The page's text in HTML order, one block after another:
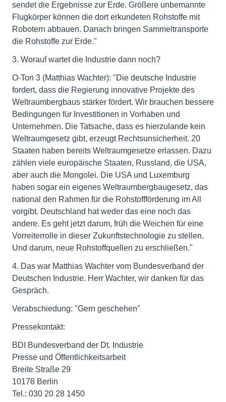
sendet die Ergebnisse zur Erde. Größere unbemannte
Flugkörper können die dort erkundeten Rohstoffe mit
Robotern abbauen. Danach bringen Sammeltransporte
die Rohstoffe zur Erde."
3. Worauf wartet die Industrie dann noch?
O-Ton 3 (Matthias Wachter): "Die deutsche Industrie
fordert, dass die Regierung innovative Projekte des
Weltraumbergbaus stärker fördert. Wir brauchen bessere
Bedingungen für Investitionen in Vorhaben und
Unternehmen. Die Tatsache, dass es hierzulande kein
Weltraumgesetz gibt, erzeugt Rechtsunsicherheit. 20
Staaten haben bereits Weltraumgesetze erlassen. Dazu
zählen viele europäische Staaten, Russland, die USA,
aber auch die Mongolei. Die USA und Luxemburg
haben sogar ein eigenes Weltraumbergbaugesetz, das
national den Rahmen für die Rohstoffförderung im All
vorgibt. Deutschland hat weder das eine noch das
andere. Es geht jetzt darum, früh die Weichen für eine
Vorreiterrolle in dieser Zukunftstechnologie zu stellen.
Und darum, neue Rohstoffquellen zu erschließen."
4. Das war Matthias Wachter vom Bundesverband der
Deutschen Industrie. Herr Wachter, wir danken für das
Gespräch.
Verabschiedung: "Gern geschehen"
Pressekontakt:
BDI Bundesverband der Dt. Industrie
Presse und Öffentlichkeitsarbeit
Breite Straße 29
10178 Berlin
Tel.: 030 20 28 1450